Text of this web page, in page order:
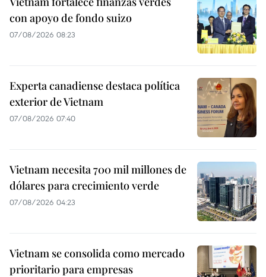
con apoyo de fondo suizo
07/08/2026 08:23
Experta canadiense destaca política
exterior de Vietnam
07/08/2026 07:40
Vietnam necesita 700 mil millones de
dólares para crecimiento verde
07/08/2026 04:23
Vietnam se consolida como mercado
prioritario para empresas